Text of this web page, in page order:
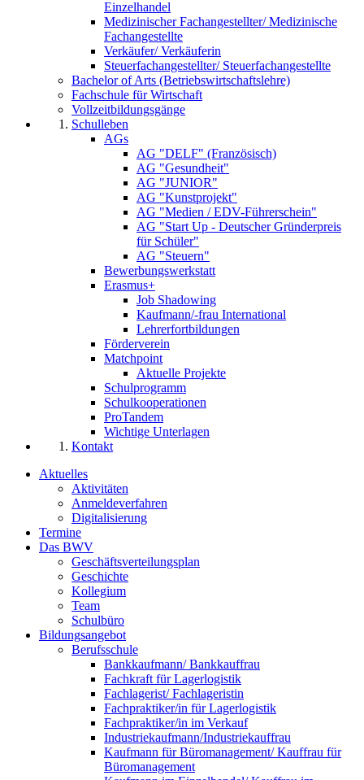
Einzelhandel
Medizinischer Fachangestellter/ Medizinische
Fachangestellte
Verkäufer/ Verkäuferin
Steuerfachangestellter/ Steuerfachangestellte
Bachelor of Arts (Betriebswirtschaftslehre)
Fachschule für Wirtschaft
Vollzeitbildungsgänge
Schulleben
AGs
AG "DELF" (Französisch)
AG "Gesundheit"
AG "JUNIOR"
AG "Kunstprojekt"
AG "Medien / EDV-Führerschein"
AG "Start Up - Deutscher Gründerpreis
für Schüler"
AG "Steuern"
Bewerbungswerkstatt
Erasmus+
Job Shadowing
Kaufmann/-frau International
Lehrerfortbildungen
Förderverein
Matchpoint
Aktuelle Projekte
Schulprogramm
Schulkooperationen
ProTandem
Wichtige Unterlagen
Kontakt
Aktuelles
Aktivitäten
Anmeldeverfahren
Digitalisierung
Termine
Das BWV
Geschäftsverteilungsplan
Geschichte
Kollegium
Team
Schulbüro
Bildungsangebot
Berufsschule
Bankkaufmann/ Bankkauffrau
Fachkraft für Lagerlogistik
Fachlagerist/ Fachlageristin
Fachpraktiker/in für Lagerlogistik
Fachpraktiker/in im Verkauf
Industriekaufmann/Industriekauffrau
Kaufmann für Büromanagement/ Kauffrau für
Büromanagement